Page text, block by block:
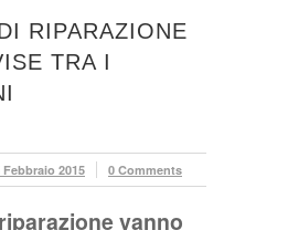
RIPARAZIONE
TRA I
Febbraio 2015 0 Comments
vanno